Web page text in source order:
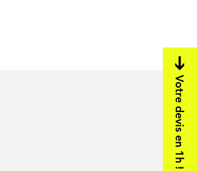
Votre devis en 1h !